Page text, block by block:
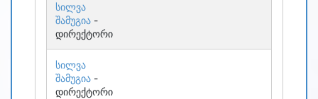
სილვა
შამუგია -
დირექტორი
სილვა
შამუგია -
დირექტორი